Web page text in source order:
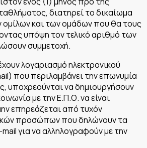
διατηρεί το δικαίωμα
και των ομάδων που θα τους
υπόψη τον τελικό αριθμό των
συμμετοχή.
λογαριασμό ηλεκτρονικού
που περιλαμβάνει την επωνυμία
υποχρεούνται να δημιουργήσουν
με την Ε.Π.Ο. να είναι
επηρεάζεται από τυχόν
προσώπων που δηλώνουν τα
για να αλληλογραφούν με την